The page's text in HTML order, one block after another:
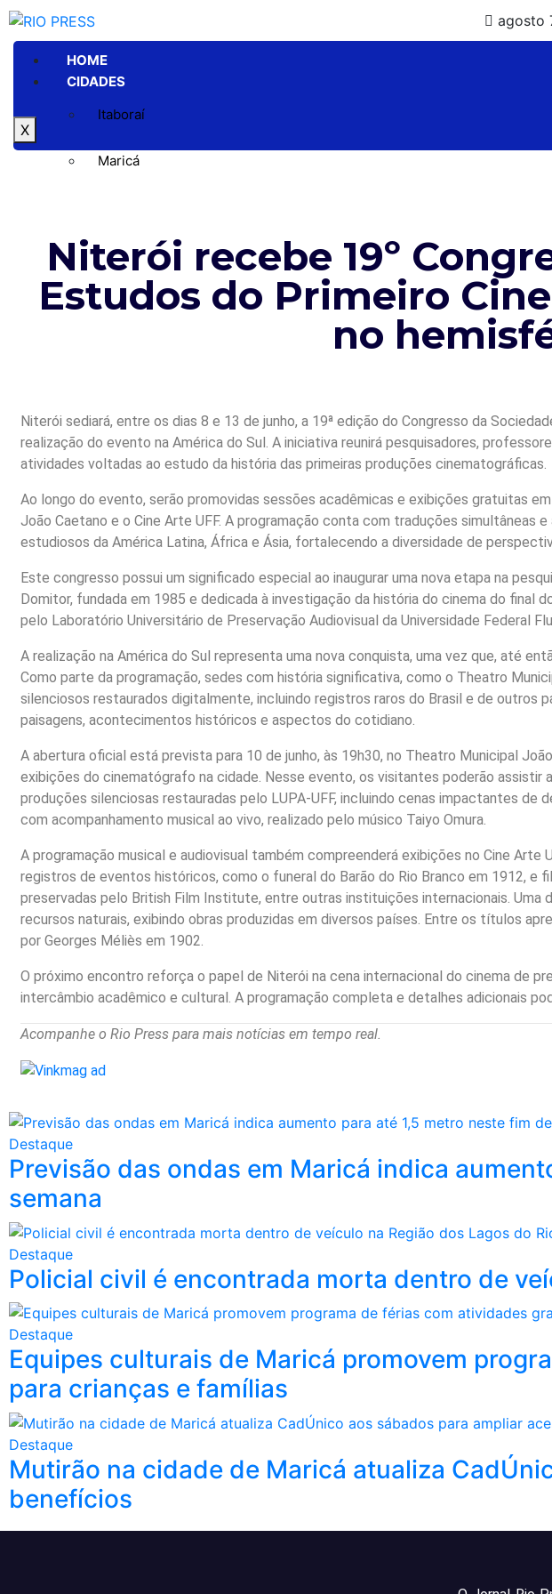
agosto
HOME
CIDADES
Itaboraí
Maricá
Rio de Janeiro
GERAL
POLÍTICA
X
Niterói recebe 19º
Estudos do Primeiro
no
Niterói sediará, entre os dias 8 e 13 de junho, a 19ª edição do Congresso da
realização do evento na América do Sul. A iniciativa reunirá pesquisadores,
atividades voltadas ao estudo da história das primeiras produções cinematográficas.
Ao longo do evento, serão promovidas sessões acadêmicas e exibições gratuitas
João Caetano e o Cine Arte UFF. A programação conta com traduções simultâneas
estudiosos da América Latina, África e Ásia, fortalecendo a diversidade de
Este congresso possui um significado especial ao inaugurar uma nova etapa na
Domitor, fundada em 1985 e dedicada à investigação da história do cinema do final
pelo Laboratório Universitário de Preservação Audiovisual da Universidade Federal
A realização na América do Sul representa uma nova conquista, uma vez que, até
Como parte da programação, sedes com história significativa, como o Theatro
silenciosos restaurados digitalmente, incluindo registros raros do Brasil e de outros
paisagens, acontecimentos históricos e aspectos do cotidiano.
A abertura oficial está prevista para 10 de junho, às 19h30, no Theatro Municipal
exibições do cinematógrafo na cidade. Nesse evento, os visitantes poderão assistir
produções silenciosas restauradas pelo LUPA-UFF, incluindo cenas impactantes
com acompanhamento musical ao vivo, realizado pelo músico Taiyo Omura.
A programação musical e audiovisual também compreenderá exibições no Cine
registros de eventos históricos, como o funeral do Barão do Rio Branco em 1912, e
preservadas pelo British Film Institute, entre outras instituições internacionais. Uma
recursos naturais, exibindo obras produzidas em diversos países. Entre os títulos
por Georges Méliès em 1902.
O próximo encontro reforça o papel de Niterói na cena internacional do cinema de
intercâmbio acadêmico e cultural. A programação completa e detalhes adicionais
Acompanhe o Rio Press para mais notícias em tempo real.
Destaque
Previsão das ondas em Maricá indica
semana
Destaque
Policial civil é encontrada morta dentro de
Destaque
Equipes culturais de Maricá promovem
para crianças e famílias
Destaque
Mutirão na cidade de Maricá atualiza
benefícios